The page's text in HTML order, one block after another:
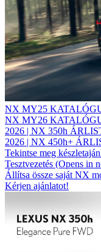
NX MY25
NX MY26
2026 | NX 350h
2026 | NX 450h+
Tekintse meg
Tesztvezetés (Opens in
Állítsa össze saját NX
Kérjen ajánlatot!